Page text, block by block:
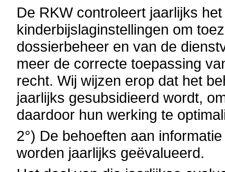
De RKW controleert jaarlijks
kinderbijslaginstellingen om
dossierbeheer en van de
meer de correcte toepassing
recht. Wij wijzen erop dat het
jaarlijks gesubsidieerd wordt,
daardoor hun werking te
2°) De behoeften aan
worden jaarlijks geëvalueerd.